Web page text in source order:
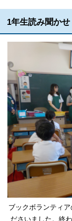
1年生読み聞かせ
ブックボランティ
ださいました。終